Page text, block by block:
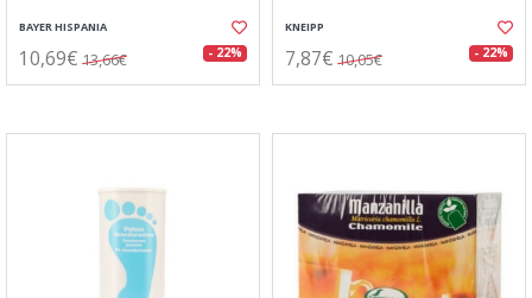
BAYER HISPANIA
10,69€ 13,66€ - 22%
KNEIPP
7,87€ 10,05€ - 22%